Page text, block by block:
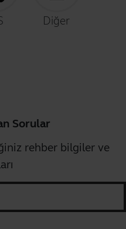
Diğer
Sorular
rehber bilgiler ve